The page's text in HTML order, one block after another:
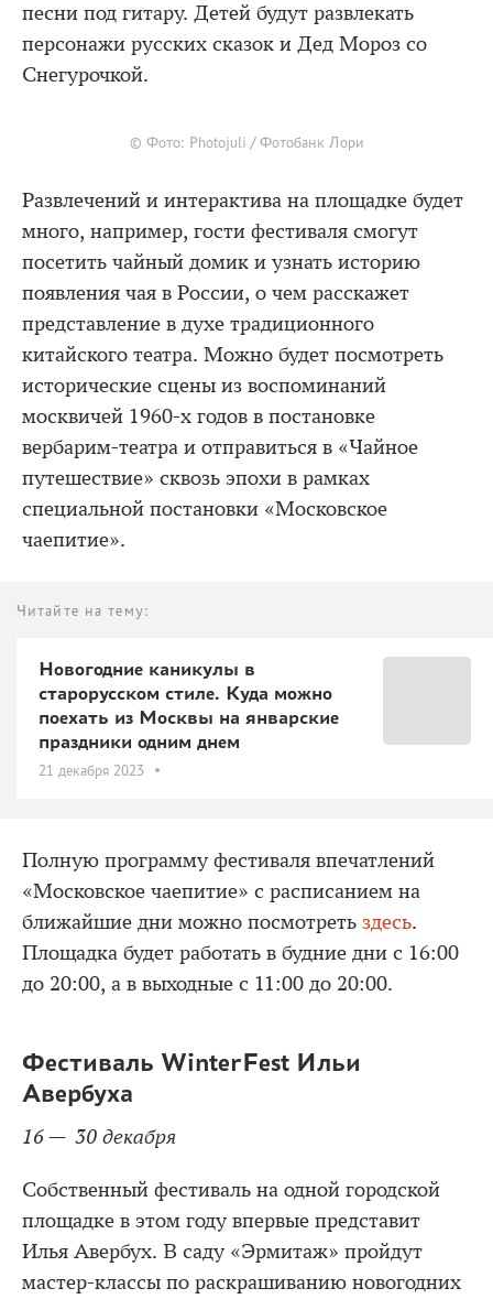
песни под гитару. Детей будут развлекать
персонажи русских сказок и Дед Мороз со
Снегурочкой.
© Фото: Photojuli / Фотобанк Лори
Развлечений и интерактива на площадке будет
много, например, гости фестиваля смогут
посетить чайный домик и узнать историю
появления чая в России, о чем расскажет
представление в духе традиционного
китайского театра. Можно будет посмотреть
исторические сцены из воспоминаний
москвичей 1960-х годов в постановке
вербарим-театра и отправиться в «Чайное
путешествие» сквозь эпохи в рамках
специальной постановки «Московское
чаепитие».
Читайте на тему:
Новогодние каникулы в
старорусском стиле. Куда можно
поехать из Москвы на январские
праздники одним днем
21 декабря 2023
Полную программу фестиваля впечатлений
«Московское чаепитие» с расписанием на
ближайшие дни можно посмотреть здесь.
Площадка будет работать в будние дни с 16:00
до 20:00, а в выходные с 11:00 до 20:00.
Фестиваль WinterFest Ильи
Авербуха
16 — 30 декабря
Собственный фестиваль на одной городской
площадке в этом году впервые представит
Илья Авербух. В саду «Эрмитаж» пройдут
мастер-классы по раскрашиванию новогодних